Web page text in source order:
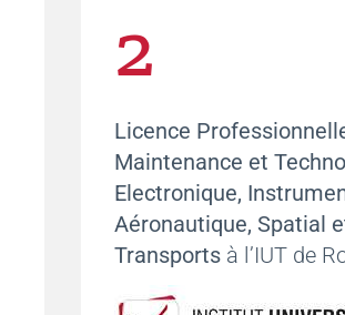
2
Licence
Maintenance et
Electronique,
Aéronautique, Spatial
Transports à l’IUT de